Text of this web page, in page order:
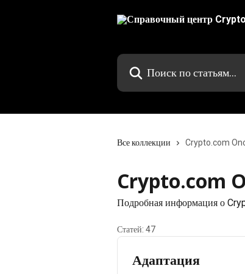
Поиск по статьям...
Все коллекции Crypto.com
Crypto.com
Подробная информация о
Статей: 47
Адаптация